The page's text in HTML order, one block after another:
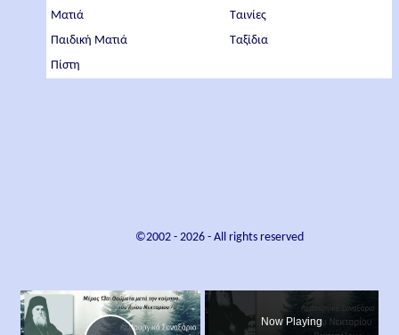
Ματιά
Παιδική Ματιά
Πίστη
Ταινίες
Ταξίδια
©2002 - 2026- All rights reserved
×
Now Playing